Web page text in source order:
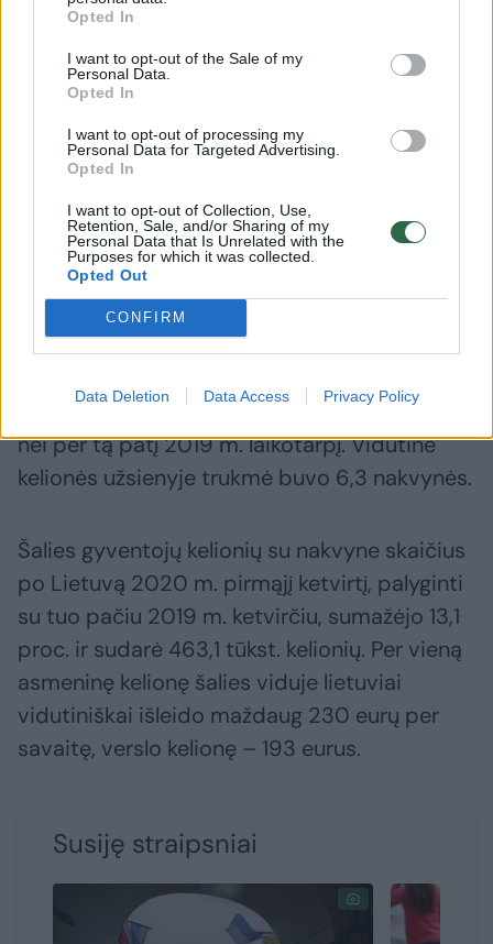
Opted In
I want to opt-out of the Sale of my
Personal Data.
Opted In
I want to opt-out of processing my
Personal Data for Targeted Advertising.
Opted In
I want to opt-out of Collection, Use,
Retention, Sale, and/or Sharing of my
Personal Data that Is Unrelated with the
Purposes for which it was collected.
Opted Out
CONFIRM
Data Deletion Data Access Privacy Policy
automobiliu. Daugėja šeimų kelionių šia
persikėlę keltu jie tęsia savo kelionę po
Šiaurės ar Vakarų Europą. Įpusėjusi vasara ir
šylantys orai dažną ragina pagalvoti apie
poilsį, skirti daugiau laiko sau ir šeimai“, –
aiškina V. Klumbys.
Statistikos departamentas skelbia, kad 2020
m. pirmąjį ketvirtį kelionėje užsienyje vienas
Lietuvos gyventojas vidutiniškai išleido 497
tūkst. šalies gyventojų, arba 15,3 proc. mažiau
nei per tą patį 2019 m. laikotarpį. Vidutinė
kelionės užsienyje trukmė buvo 6,3 nakvynės.
Šalies gyventojų kelionių su nakvyne skaičius
po Lietuvą 2020 m. pirmąjį ketvirtį, palyginti
su tuo pačiu 2019 m. ketvirčiu, sumažėjo 13,1
proc. ir sudarė 463,1 tūkst. kelionių. Per vieną
asmeninę kelionę šalies viduje lietuviai
vidutiniškai išleido maždaug 230 eurų per
savaitę, verslo kelionę – 193 eurus.
Susiję straipsniai